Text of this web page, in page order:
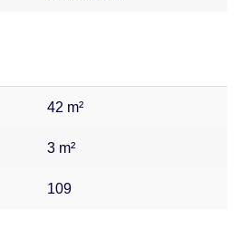
42 m²
3 m²
109